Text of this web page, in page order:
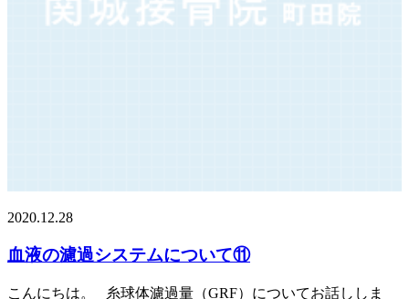
2020.12.28
血液の濾過システムについて⑪
こんにちは。 糸球体濾過量（GRF）についてお話ししま